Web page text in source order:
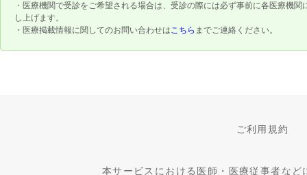
・医療機関で受診をご希望される場合は、受診の際には必ず事前に各医療機
し上げます。
・医療掲載情報に関してのお問い合わせはこちら までご連絡ください。
ご利用規約
本サービスにおける医師・医療従事者な